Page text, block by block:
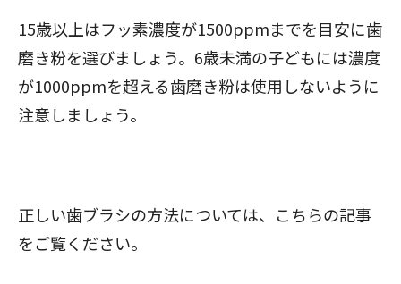
15歳以上はフッ素濃度が1500ppmまでを目安に歯
磨き粉を選びましょう。6歳未満の子どもには濃度
が1000ppmを超える歯磨き粉は使用しないように
注意しましょう。
正しい歯ブラシの方法については、こちらの記事
をご覧ください。